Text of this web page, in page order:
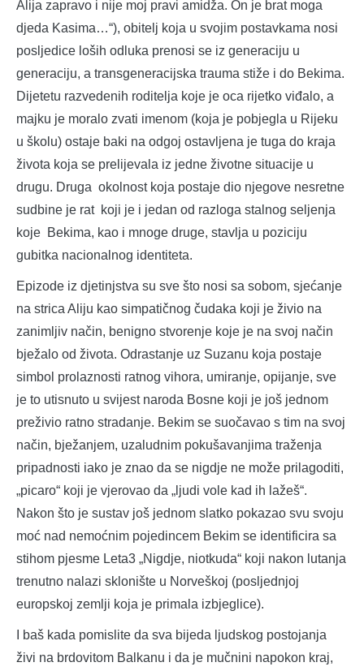
Alija zapravo i nije moj pravi amidža. On je brat moga
djeda Kasima…“), obitelj koja u svojim postavkama nosi
posljedice loših odluka prenosi se iz generaciju u
generaciju, a transgeneracijska trauma stiže i do Bekima.
Dijetetu razvedenih roditelja koje je oca rijetko viđalo, a
majku je moralo zvati imenom (koja je pobjegla u Rijeku
u školu) ostaje baki na odgoj ostavljena je tuga do kraja
života koja se prelijevala iz jedne životne situacije u
drugu. Druga okolnost koja postaje dio njegove nesretne
sudbine je rat koji je i jedan od razloga stalnog seljenja
koje Bekima, kao i mnoge druge, stavlja u poziciju
gubitka nacionalnog identiteta.
Epizode iz djetinjstva su sve što nosi sa sobom, sjećanje
na strica Aliju kao simpatičnog čudaka koji je živio na
zanimljiv način, benigno stvorenje koje je na svoj način
bježalo od života. Odrastanje uz Suzanu koja postaje
simbol prolaznosti ratnog vihora, umiranje, opijanje, sve
je to utisnuto u svijest naroda Bosne koji je još jednom
preživio ratno stradanje. Bekim se suočavao s tim na svoj
način, bježanjem, uzaludnim pokušavanjima traženja
pripadnosti iako je znao da se nigdje ne može prilagoditi,
„picaro“ koji je vjerovao da „ljudi vole kad ih lažeš“.
Nakon što je sustav još jednom slatko pokazao svu svoju
moć nad nemoćnim pojedincem Bekim se identificira sa
stihom pjesme Leta3 „Nigdje, niotkuda“ koji nakon lutanja
trenutno nalazi sklonište u Norveškoj (posljednjoj
europskoj zemlji koja je primala izbjeglice).
I baš kada pomislite da sva bijeda ljudskog postojanja
živi na brdovitom Balkanu i da je mučnini napokon kraj,